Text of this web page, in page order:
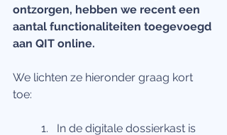
ontzorgen, hebben we recent een
aantal functionaliteiten toegevoegd
aan QIT online.
We lichten ze hieronder graag kort
toe: